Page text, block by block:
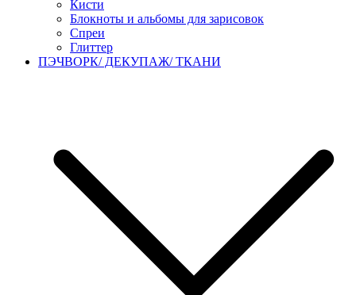
Кисти
Блокноты и альбомы для зарисовок
Спреи
Глиттер
ПЭЧВОРК/ ДЕКУПАЖ/ ТКАНИ